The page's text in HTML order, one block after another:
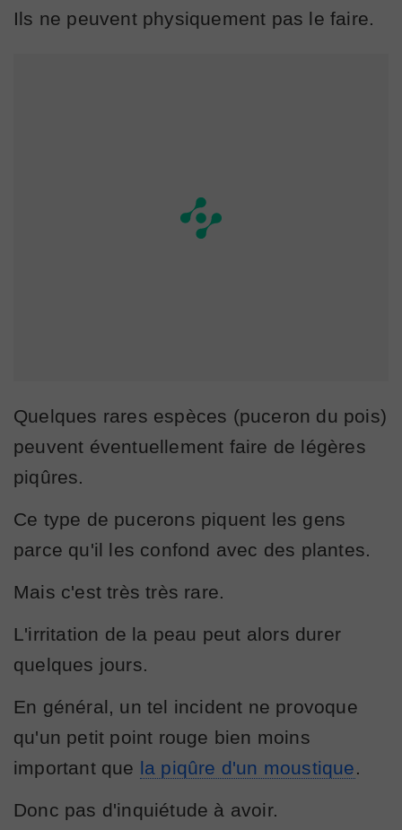
Ils ne peuvent physiquement pas le faire.
Quelques rares espèces (puceron du pois)
peuvent éventuellement faire de légères
piqûres.
Ce type de pucerons piquent les gens
parce qu'il les confond avec des plantes.
Mais c'est très très rare.
L'irritation de la peau peut alors durer
quelques jours.
En général, un tel incident ne provoque
qu'un petit point rouge bien moins
important que la piqûre d'un moustique.
Donc pas d'inquiétude à avoir.